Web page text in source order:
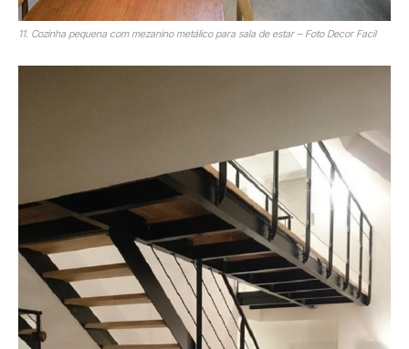
11. Cozinha pequena com mezanino metálico para sala de estar – Foto Decor Facil